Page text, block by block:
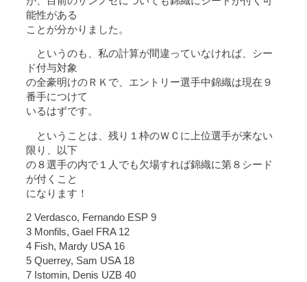
能性がある
ことが分かりました。
というのも、私の計算が間違っていなければ、シー
ド付与対象
の全豪明けのＲＫで、エントリー選手中錦織は現在９
番手につけて
いるはずです。
ということは、残り１枠のＷＣに上位選手が来ない
限り、以下
の８選手の内で１人でも欠場すれば錦織に第８シード
が付くこと
になります！
2 Verdasco, Fernando ESP 9
3 Monfils, Gael FRA 12
4 Fish, Mardy USA 16
5 Querrey, Sam USA 18
7 Istomin, Denis UZB 40